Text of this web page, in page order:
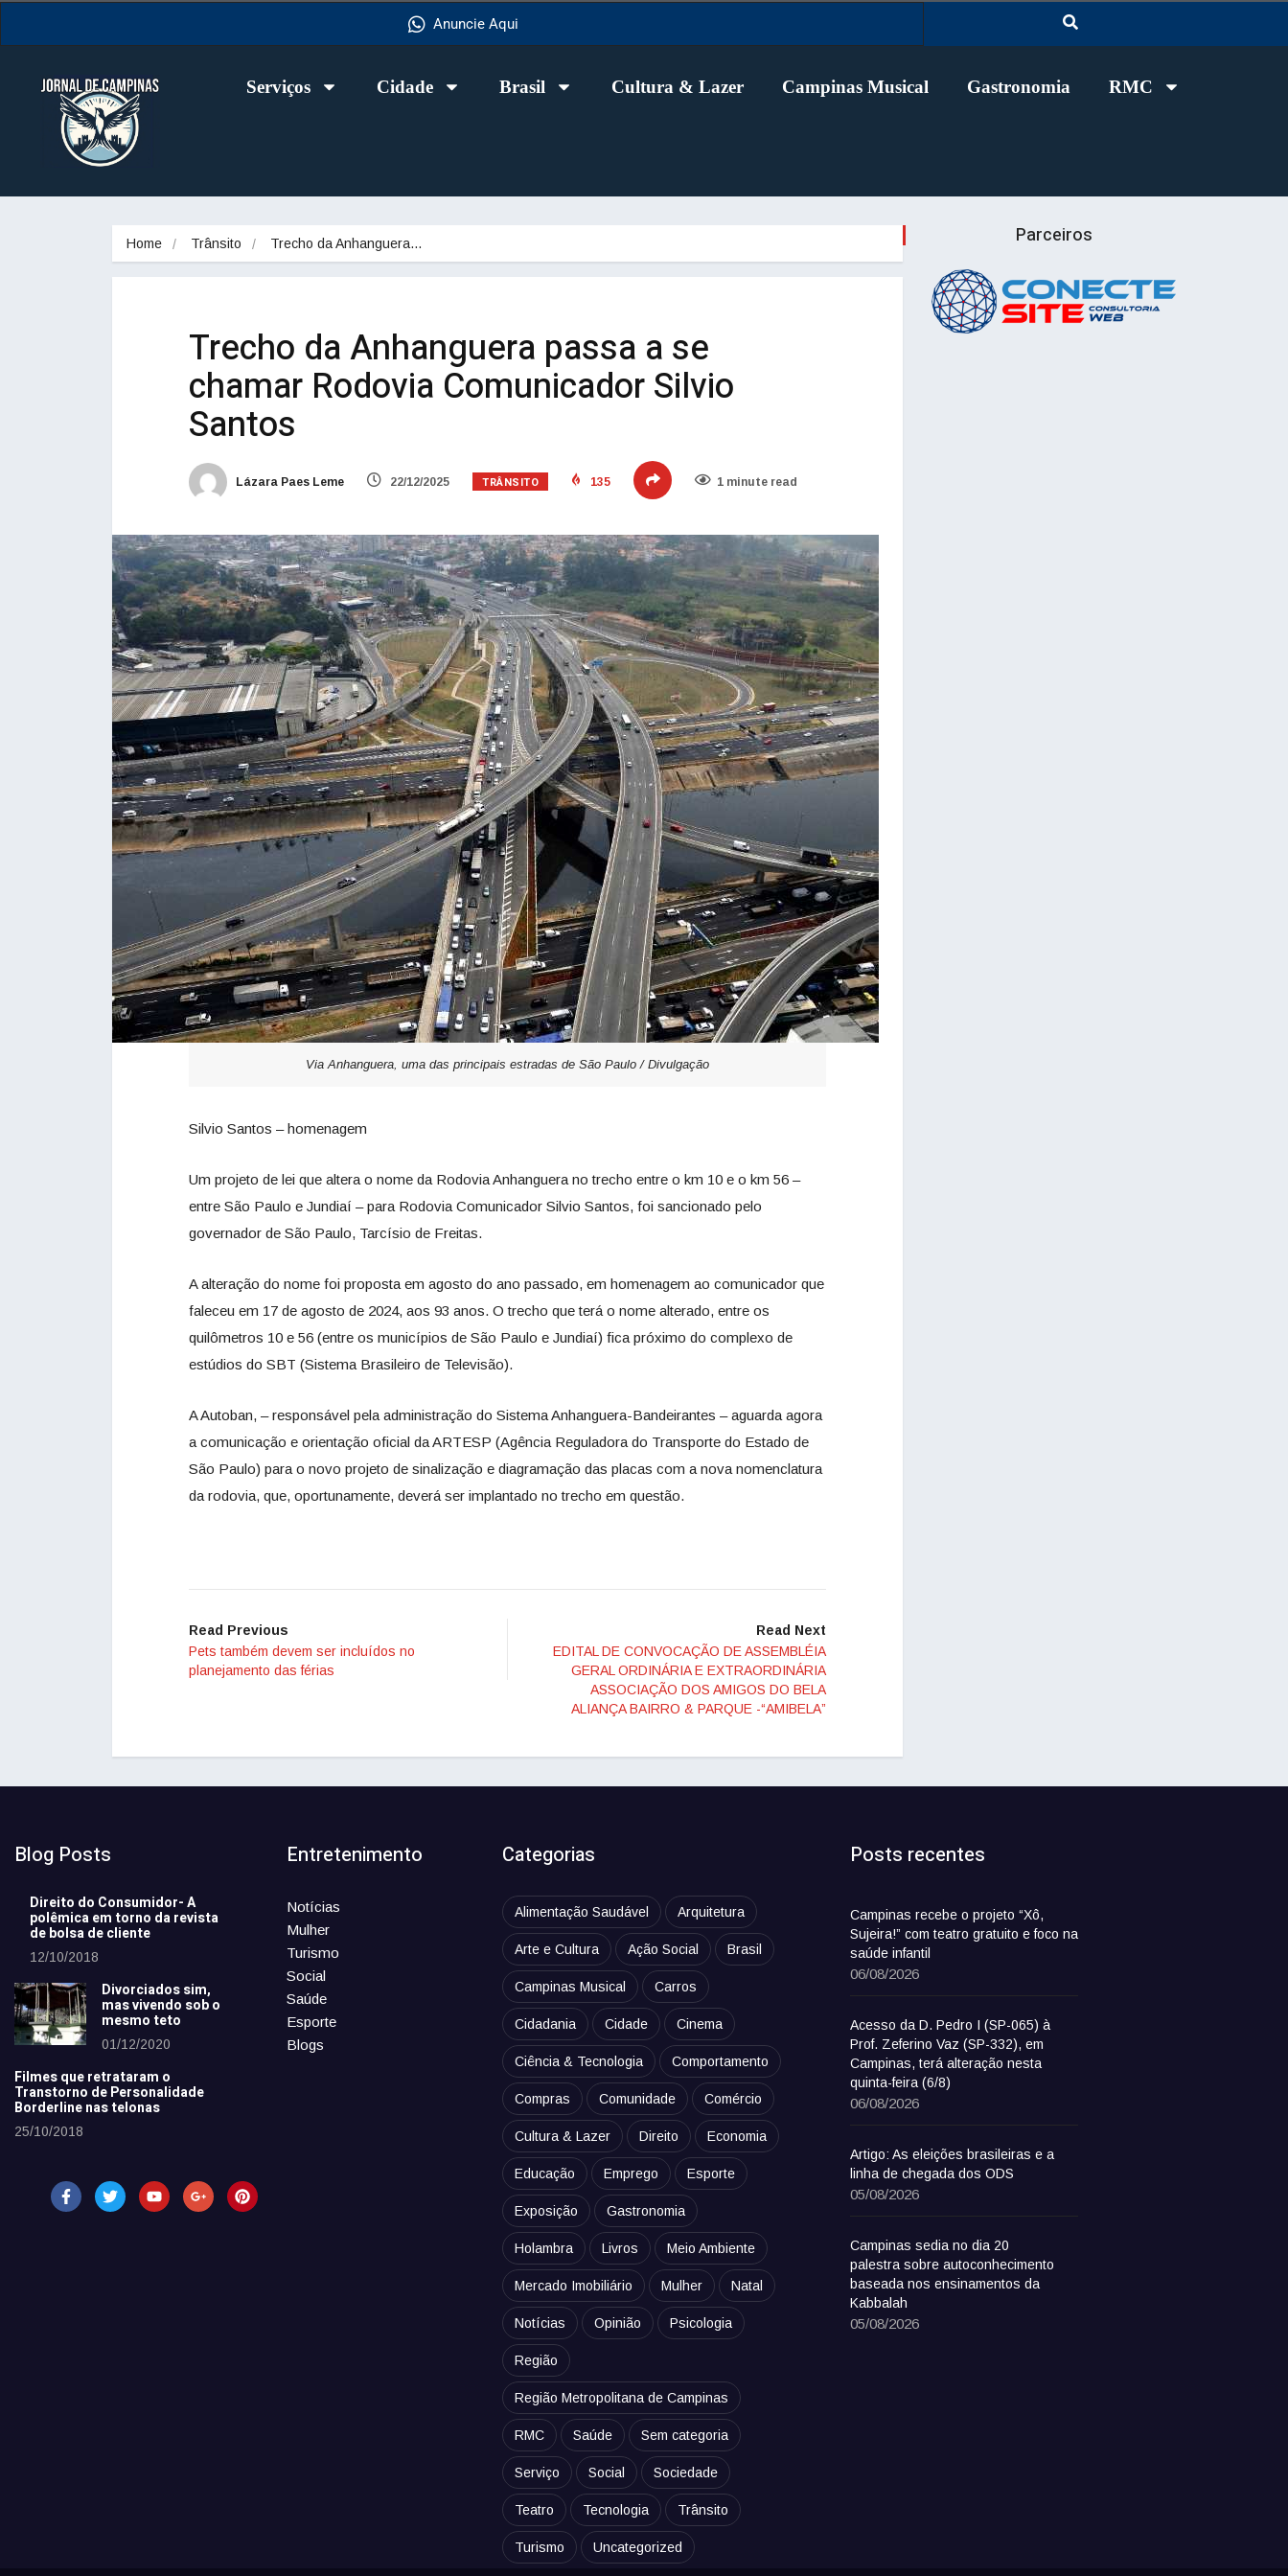
Anuncie Aqui
Serviços Cidade Brasil Cultura & Lazer Campinas Musical Gastronomia RMC
Home Trânsito Trecho da Anhanguera…
Trecho da Anhanguera passa a se
chamar Rodovia Comunicador Silvio
Santos
Lázara Paes Leme 22/12/2025 TRÂNSITO 135 1 minute read
Via Anhanguera, uma das principais estradas de São Paulo / Divulgação
Silvio Santos – homenagem
Um projeto de lei que altera o nome da Rodovia Anhanguera no trecho entre o km 10 e o km 56 –
entre São Paulo e Jundiaí – para Rodovia Comunicador Silvio Santos, foi sancionado pelo
governador de São Paulo, Tarcísio de Freitas.
A alteração do nome foi proposta em agosto do ano passado, em homenagem ao comunicador que
faleceu em 17 de agosto de 2024, aos 93 anos. O trecho que terá o nome alterado, entre os
quilômetros 10 e 56 (entre os municípios de São Paulo e Jundiaí) fica próximo do complexo de
estúdios do SBT (Sistema Brasileiro de Televisão).
A Autoban, – responsável pela administração do Sistema Anhanguera-Bandeirantes – aguarda agora
a comunicação e orientação oficial da ARTESP (Agência Reguladora do Transporte do Estado de
São Paulo) para o novo projeto de sinalização e diagramação das placas com a nova nomenclatura
da rodovia, que, oportunamente, deverá ser implantado no trecho em questão.
Read Previous
Pets também devem ser incluídos no
planejamento das férias
Read Next
EDITAL DE CONVOCAÇÃO DE ASSEMBLÉIA
GERAL ORDINÁRIA E EXTRAORDINÁRIA
ASSOCIAÇÃO DOS AMIGOS DO BELA
ALIANÇA BAIRRO & PARQUE -“AMIBELA”
Parceiros
Blog Posts
Direito do Consumidor- A
polêmica em torno da revista
de bolsa de cliente
12/10/2018
Divorciados sim,
mas vivendo sob o
mesmo teto
01/12/2020
Filmes que retrataram o
Transtorno de Personalidade
Borderline nas telonas
25/10/2018
Entretenimento
Notícias
Mulher
Turismo
Social
Saúde
Esporte
Blogs
Categorias
Alimentação Saudável Arquitetura
Arte e Cultura Ação Social Brasil
Campinas Musical Carros
Cidadania Cidade Cinema
Ciência & Tecnologia Comportamento
Compras Comunidade Comércio
Cultura & Lazer Direito Economia
Educação Emprego Esporte
Exposição Gastronomia
Holambra Livros Meio Ambiente
Mercado Imobiliário Mulher Natal
Notícias Opinião Psicologia
Região
Região Metropolitana de Campinas
RMC Saúde Sem categoria
Serviço Social Sociedade
Teatro Tecnologia Trânsito
Turismo Uncategorized
Posts recentes
Campinas recebe o projeto “Xô,
Sujeira!” com teatro gratuito e foco na
saúde infantil
06/08/2026
Acesso da D. Pedro I (SP-065) à
Prof. Zeferino Vaz (SP-332), em
Campinas, terá alteração nesta
quinta-feira (6/8)
06/08/2026
Artigo: As eleições brasileiras e a
linha de chegada dos ODS
05/08/2026
Campinas sedia no dia 20
palestra sobre autoconhecimento
baseada nos ensinamentos da
Kabbalah
05/08/2026